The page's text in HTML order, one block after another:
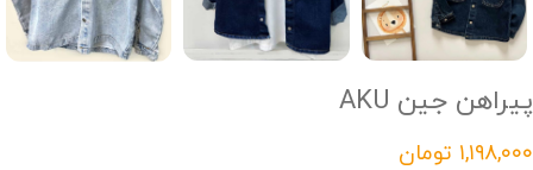
پیراهن جین AKU
تومان